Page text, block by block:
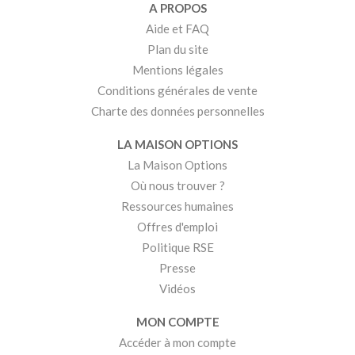
A PROPOS
Aide et FAQ
Plan du site
Mentions légales
Conditions générales de vente
Charte des données personnelles
LA MAISON OPTIONS
La Maison Options
Où nous trouver ?
Ressources humaines
Offres d'emploi
Politique RSE
Presse
Vidéos
MON COMPTE
Accéder à mon compte